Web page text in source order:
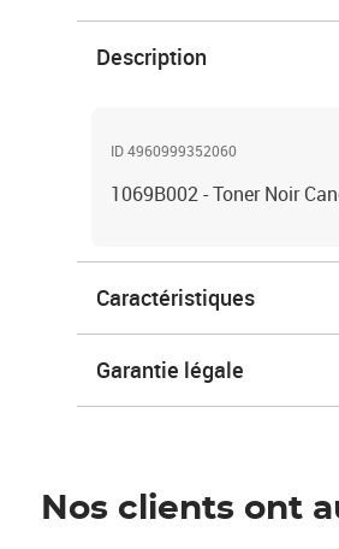
Description
ID 4960999352060
1069B002 - Toner Noir
Caractéristiques
Garantie légale
Nos clients ont